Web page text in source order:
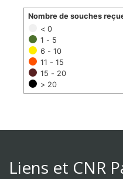
< 0
1 - 5
6 - 10
11 - 15
15 - 20
> 20
Nombre de souches
Liens et CNR